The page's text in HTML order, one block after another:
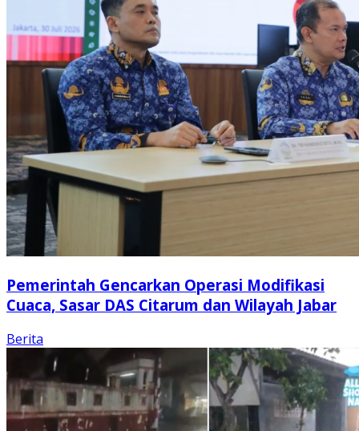
Pemerintah Gencarkan Operasi Modifikasi
Cuaca, Sasar DAS Citarum dan Wilayah Jabar
Berita